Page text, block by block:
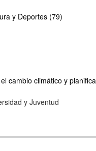
y Deportes (79)
cambio climático y
y Juventud